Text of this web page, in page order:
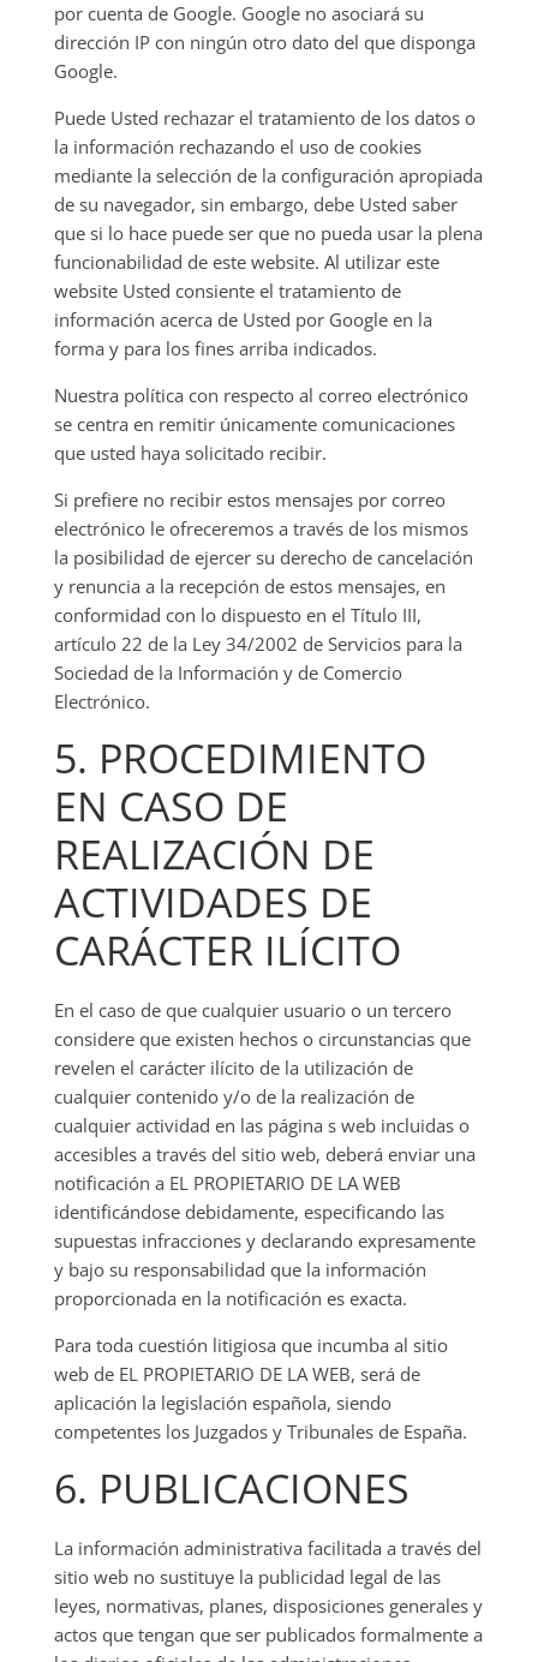
por cuenta de Google. Google no asociará su
dirección IP con ningún otro dato del que disponga
Google.
Puede Usted rechazar el tratamiento de los datos o
la información rechazando el uso de cookies
mediante la selección de la configuración apropiada
de su navegador, sin embargo, debe Usted saber
que si lo hace puede ser que no pueda usar la plena
funcionabilidad de este website. Al utilizar este
website Usted consiente el tratamiento de
información acerca de Usted por Google en la
forma y para los fines arriba indicados.
Nuestra política con respecto al correo electrónico
se centra en remitir únicamente comunicaciones
que usted haya solicitado recibir.
Si prefiere no recibir estos mensajes por correo
electrónico le ofreceremos a través de los mismos
la posibilidad de ejercer su derecho de cancelación
y renuncia a la recepción de estos mensajes, en
conformidad con lo dispuesto en el Título III,
artículo 22 de la Ley 34/2002 de Servicios para la
Sociedad de la Información y de Comercio
Electrónico.
5. PROCEDIMIENTO
EN CASO DE
REALIZACIÓN DE
ACTIVIDADES DE
CARÁCTER ILÍCITO
En el caso de que cualquier usuario o un tercero
considere que existen hechos o circunstancias que
revelen el carácter ilícito de la utilización de
cualquier contenido y/o de la realización de
cualquier actividad en las página s web incluidas o
accesibles a través del sitio web, deberá enviar una
notificación a EL PROPIETARIO DE LA WEB
identificándose debidamente, especificando las
supuestas infracciones y declarando expresamente
y bajo su responsabilidad que la información
proporcionada en la notificación es exacta.
Para toda cuestión litigiosa que incumba al sitio
web de EL PROPIETARIO DE LA WEB, será de
aplicación la legislación española, siendo
competentes los Juzgados y Tribunales de España.
6. PUBLICACIONES
La información administrativa facilitada a través del
sitio web no sustituye la publicidad legal de las
leyes, normativas, planes, disposiciones generales y
actos que tengan que ser publicados formalmente a